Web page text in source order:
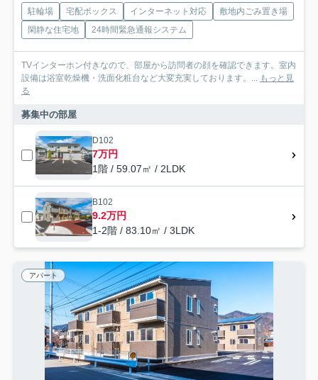
駐輪場 宅配ボックス インターネット対応
敷地内ごみ置き場
閑静な住宅地
24時間緊急通報システム
TVインターホン付きなので、部屋から訪問者の顔を確認できます。室内
設備は浴室乾燥機・洗面化粧台など大変充実しております。... もっと見
る
募集中の部屋
D102
7万円
1階 / 59.07㎡ / 2LDK
B102
9.2万円
1-2階 / 83.10㎡ / 3LDK
アパート